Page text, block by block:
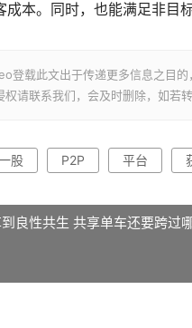
成本。同时，也能满足非目
登载此文出于传递更多信息之目
权请联系我们，会及时删除，如若转
股 P2P 平台
良性共生 共享单车还要跨过